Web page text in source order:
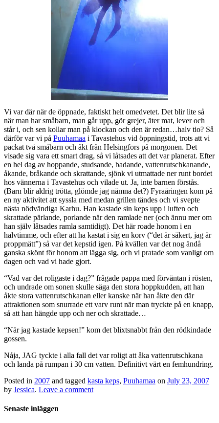
Vi var där när de öppnade, faktiskt helt omedvetet. Det blir lite så
när man har småbarn, man går upp, gör grejer, äter mat, lever och
står i, och sen kollar man på klockan och den är redan…halv tio? Så
därför var vi på Puuhamaa i Tavastehus vid öppningstid, trots att vi
packat två småbarn och åkt från Helsingfors på morgonen. Det
visade sig vara ett smart drag, så vi låtsades att det var planerat. Efter
en hel dag av hoppande, studsande, badande, vattenrutschkanande,
åkande, bråkande och skrattande, sjönk vi utmattade ner runt bordet
hos vännerna i Tavastehus och vilade ut. Ja, inte barnen förstås.
(Barn blir aldrig trötta, glömde jag nämna det?) Fyraåringen kom på
en ny aktivitet att syssla med medan grillen tändes och vi svepte
nästa nödvändiga Karhu. Han kastade sin keps upp i luften och
skrattade pärlande, porlande när den ramlade ner (och ännu mer om
han själv låtsades ramla samtidigt). Det här roade honom i en
halvtimme, och efter att ha kastat i sig en korv (“det är säkert, jag är
proppmätt”) så var det kepstid igen. På kvällen var det nog ändå
ganska skönt för honom att lägga sig, och vi pratade som vanligt om
dagen och vad vi hade gjort.
“Vad var det roligaste i dag?” frågade pappa med förväntan i rösten,
och undrade om sonen skulle säga den stora hoppkudden, att han
åkte stora vattenrutschkanan eller kanske när han åkte den där
attraktionen som snurrade ett varv runt när man tryckte på en knapp,
så att han hängde upp och ner och skrattade…
“När jag kastade kepsen!” kom det blixtsnabbt från den rödkindade
gossen.
Nåja, JAG tyckte i alla fall det var roligt att åka vattenrutschkana
och landa på rumpan i 30 cm vatten. Definitivt värt en femhundring.
Posted in 2007 and tagged kasta keps, Puuhamaa on July 23, 2007
by Jessica. Leave a comment
Senaste inläggen